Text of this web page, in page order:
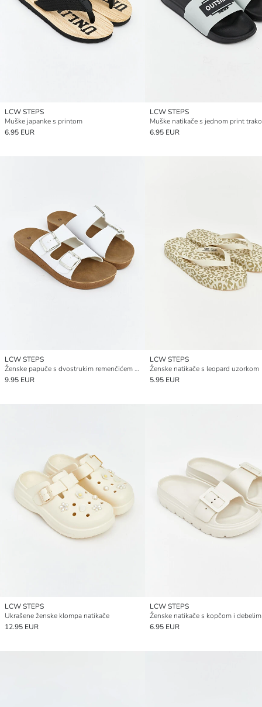
LCW STEPS
Muške japanke s printom
6.95 EUR
LCW STEPS
Muške natikače s jednom print
6.95 EUR
LCW STEPS
Ženske papuče s dvostrukim remenčićem i debelim potplatom
9.95 EUR
LCW STEPS
Ženske natikače s leopard uzorkom
5.95 EUR
LCW STEPS
Ukrašene ženske klompa natikače
12.95 EUR
LCW STEPS
6.95 EUR